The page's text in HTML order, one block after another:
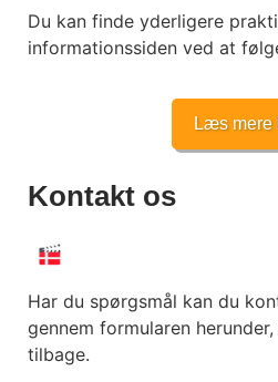
Du kan finde yderligere
informationssiden ved at
Læs mere
Kontakt os
Har du spørgsmål kan du
gennem formularen
tilbage.